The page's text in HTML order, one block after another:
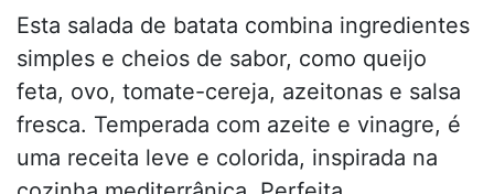
Esta salada de batata combina ingredientes
simples e cheios de sabor, como queijo
feta, ovo, tomate-cereja, azeitonas e salsa
fresca. Temperada com azeite e vinagre, é
uma receita leve e colorida, inspirada na